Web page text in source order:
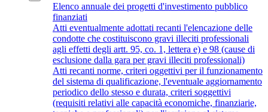
Elenco annuale dei progetti d'investimento pubblico
finanziati
Atti eventualmente adottati recanti l'elencazione delle
condotte che costituiscono gravi illeciti professionali
agli effetti degli artt. 95, co. 1, lettera e) e 98 (cause di
esclusione dalla gara per gravi illeciti professionali)
Atti recanti norme, criteri oggettivi per il funzionamento
del sistema di qualificazione, l'eventuale aggiornamento
periodico dello stesso e durata, criteri soggettivi
(requisiti relativi alle capacità economiche, finanziarie,